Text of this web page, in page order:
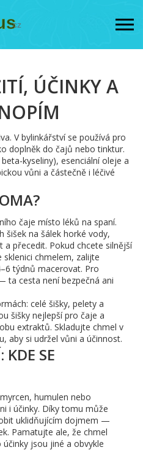
ÚČINKY A
V bylinkářství se používá pro
doplněk do čajů nebo tinktur.
kyseliny), esenciální oleje a
vůni a částečně i léčivé
čaje místo léků na spaní.
šišek na šálek horké vody,
přecedit. Pokud chcete silnější
chmelem, zalijte
týdnů macerovat. Pro
ta cesta není bezpečná ani
celé šišky, pelety a
šišky nejlepší pro čaje a
extraktů. Skladujte chmel v
aby si udržel vůni a účinnost.
SE
humulen nebo
i účinky. Díky tomu může
uklidňujícím dojmem —
Pamatujte ale, že chmel
účinky jsou jiné a obvykle